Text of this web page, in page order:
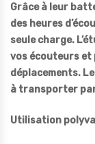
Grâce à leur
des heures
seule charge.
vos écouteurs et
déplacements.
à transporter
Utilisation